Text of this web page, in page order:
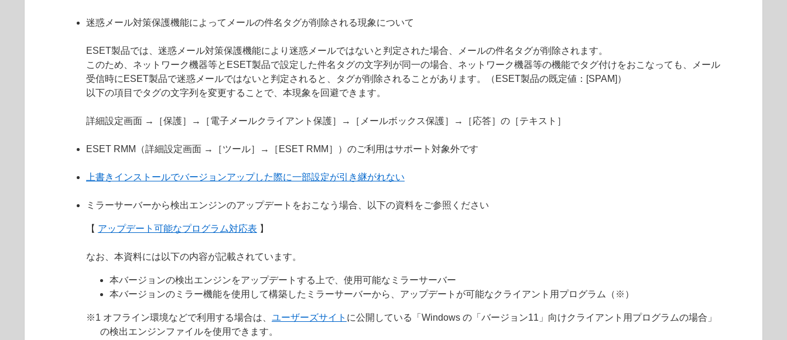
迷惑メール対策保護機能によってメールの件名タグが削除される現象について
ESET製品では、迷惑メール対策保護機能により迷惑メールではないと判定された場合、メールの件名タグが削除されます。
このため、ネットワーク機器等とESET製品で設定した件名タグの文字列が同一の場合、ネットワーク機器等の機能でタグ付けをおこなっても、メール
受信時にESET製品で迷惑メールではないと判定されると、タグが削除されることがあります。（ESET製品の既定値：[SPAM]）
以下の項目でタグの文字列を変更することで、本現象を回避できます。
詳細設定画面 →［保護］→［電子メールクライアント保護］→［メールボックス保護］→［応答］の［テキスト］
ESET RMM（詳細設定画面 →［ツール］→［ESET RMM］）のご利用はサポート対象外です
上書きインストールでバージョンアップした際に一部設定が引き継がれない
ミラーサーバーから検出エンジンのアップデートをおこなう場合、以下の資料をご参照ください
【 アップデート可能なプログラム対応表 】
なお、本資料には以下の内容が記載されています。
本バージョンの検出エンジンをアップデートする上で、使用可能なミラーサーバー
本バージョンのミラー機能を使用して構築したミラーサーバーから、アップデートが可能なクライアント用プログラム（※）
※1 オフライン環境などで利用する場合は、 ユーザーズサイト に公開している「Windows の「バージョン11」向けクライアント用プログラムの場合」
の検出エンジンファイルを使用できます。